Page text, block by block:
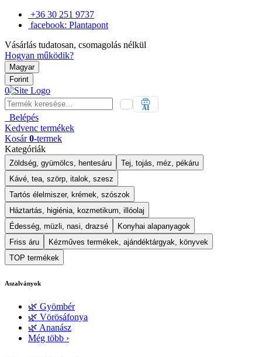
+36 30 251 9737
facebook: Plantapont
Vásárlás tudatosan, csomagolás nélkül
Hogyan működik?
Magyar
Forint
0
AI
Belépés
Kedvenc termékek
Kosár 0-termek
Kategóriák
Zöldség, gyümölcs, hentesáru
Tej, tojás, méz, pékáru
Kávé, tea, szörp, italok, szesz
Tartós élelmiszer, krémek, szószok
Háztartás, higiénia, kozmetikum, illóolaj
Édesség, müzli, nasi, drazsé
Konyhai alapanyagok
Friss áru
Kézműves termékek, ajándéktárgyak, könyvek
TOP termékek
Aszalványok
🌿 Gyömbér
🌿 Vörösáfonya
🌿 Ananász
Még több ›